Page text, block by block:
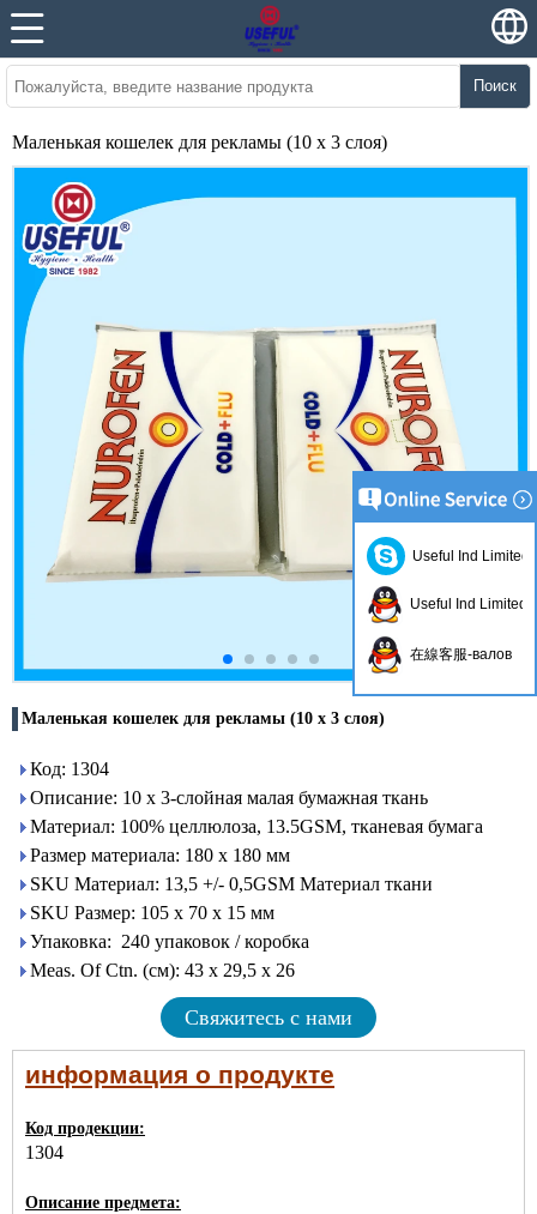
Поиск
Маленькая кошелек для рекламы (10 x 3 слоя)
Маленькая кошелек для рекламы (10 x 3 слоя)
Код: 1304
Описание: 10 x 3-слойная малая бумажная ткань
Материал: 100% целлюлоза, 13.5GSM, тканевая бумага
Размер материала: 180 x 180 мм
SKU Материал: 13,5 +/- 0,5GSM Материал ткани
SKU Размер: 105 x 70 x 15 мм
Упаковка: 240 упаковок / коробка
Meas. Of Ctn. (см): 43 х 29,5 х 26
Свяжитесь с нами
информация о продукте
Код продекции:
1304
Описание предмета:
Useful Ind Limited
Useful Ind Limited
在線客服-валов